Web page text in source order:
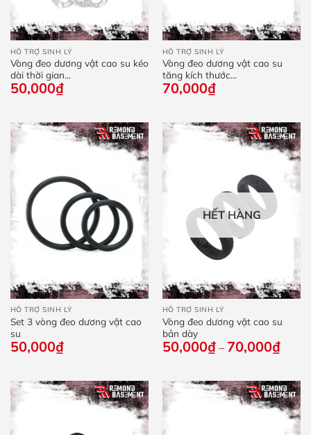
HỖ TRỢ SINH LÝ
Vòng đeo dương vật cao su kéo
dài thời gian...
50,000₫
HỖ TRỢ SINH LÝ
Vòng đeo dương vật cao su
tăng kích thước...
70,000₫
HỖ TRỢ SINH LÝ
Set 3 vòng đeo dương vật cao
su
50,000₫
HẾT HÀNG
HỖ TRỢ SINH LÝ
Vòng đeo dương vật cao su
bản dày
50,000₫ – 70,000₫
giá:
đến